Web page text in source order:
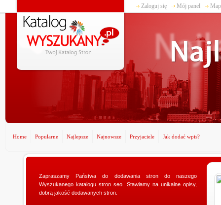
Zaloguj się Mój panel
Home Popularne Najlepsze Najnowsze Przyjaciele Jak dodać wpis?
Zapraszamy Państwa do dodawania stron do naszego
Wyszukanego katalogu stron seo. Stawiamy na unikalne opisy,
dobrą jakość dodawanych stron.
www.ministerstwogadzetow.com
Poszukujesz doskonałego prezentu dla swojej
dziewczyny? Specjalnie dla Was utworzyliśmy sklep